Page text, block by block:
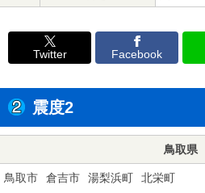
Twitter Facebook
震度2
鳥取県
鳥取市 倉吉市 湯梨浜町 北栄町